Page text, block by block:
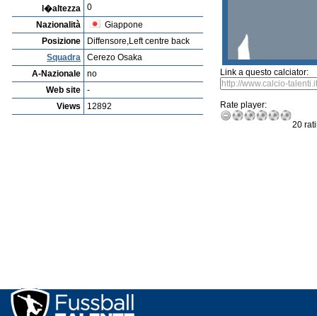
l�altezza
0
Nazionalità
Giappone
Posizione
Diffensore,Left centre back
Squadra
Cerezo Osaka
A-Nazionale
no
Web site
-
Views
12892
Link a questo calciator:
Rate player:
20